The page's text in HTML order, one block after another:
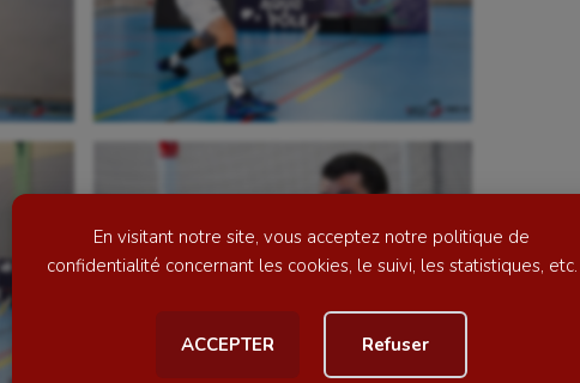
En visitant notre site, vous acceptez notre politique de
confidentialité concernant les cookies, le suivi, les statistiques, etc.
ACCEPTER Refuser
Escalade
Fitness
Flag football
Football américain
Futsal
Kayak-polo
Korfbal
Longue paume
Moto
Natation artistique
Outdoor